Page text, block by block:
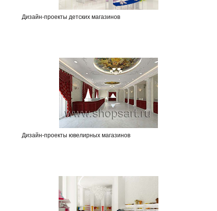
Дизайн-проекты детских магазинов
Дизайн-проекты ювелирных магазинов